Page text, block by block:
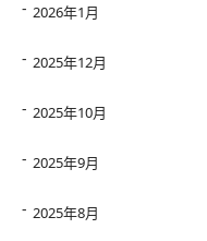
2026年1月
2025年12月
2025年10月
2025年9月
2025年8月